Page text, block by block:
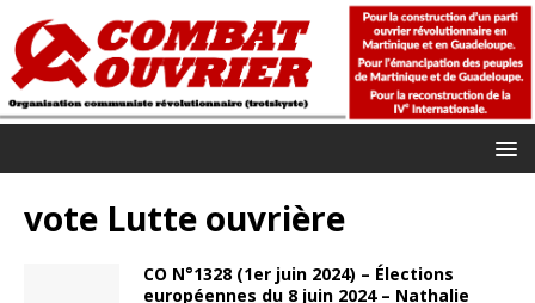
vote Lutte ouvrière
CO N°1328 (1er juin 2024) – Élections
européennes du 8 juin 2024 – Nathalie